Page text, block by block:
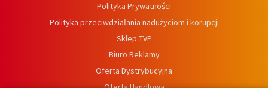
Polityka Prywatności
Polityka przeciwdziałania nadużyciom i korupcji
Sklep TVP
Biuro Reklamy
Oferta Dystrybucyjna